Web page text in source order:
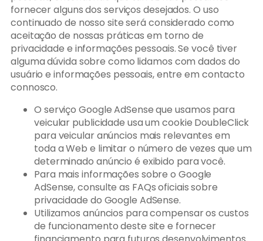
fornecer alguns dos serviços desejados. O uso
continuado de nosso site será considerado como
aceitação de nossas práticas em torno de
privacidade e informações pessoais. Se você tiver
alguma dúvida sobre como lidamos com dados do
usuário e informações pessoais, entre em contacto
connosco.
O serviço Google AdSense que usamos para
veicular publicidade usa um cookie DoubleClick
para veicular anúncios mais relevantes em
toda a Web e limitar o número de vezes que um
determinado anúncio é exibido para você.
Para mais informações sobre o Google
AdSense, consulte as FAQs oficiais sobre
privacidade do Google AdSense.
Utilizamos anúncios para compensar os custos
de funcionamento deste site e fornecer